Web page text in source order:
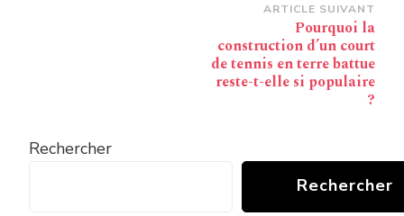
ARTICLE SUIVANT
Pourquoi la
construction d’un court
de tennis en terre battue
reste-t-elle si populaire
?
Rechercher
Rechercher